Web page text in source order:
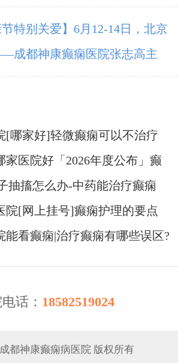
节特别关爱】6月12-14日，北京
蓉城亲诊，精准诊疗+专项援
成都神康癫痫医院张志高主
豆晓峰主任荣膺中国抗癫痫协
[哪家好]轻微癫痫可以不治疗
家医院好「2026年度公布」癫
?
抽搐怎么办-中药能治疗癫痫
院[网上挂号]癫痫护理的要点
能看癫痫|治疗癫痫有哪些误区?
话： 18582519024
都神康癫痫病医院 版权所有